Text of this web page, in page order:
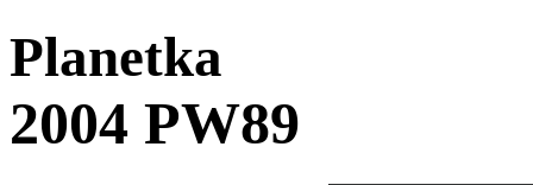
Planetka
2004 PW89